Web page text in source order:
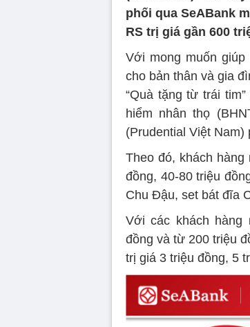
phối qua SeABank
RS trị giá gần 600
Với mong muốn
cho bản thân và gia
“Quà tặng từ trái
hiểm nhân thọ
(Prudential Việt Nam)
Theo đó, khách
đồng, 40-80 triệu
Chu Đậu, set bát đĩa
Với các khách hàng
đồng và từ 200 triệu
trị giá 3 triệu đồng, 5